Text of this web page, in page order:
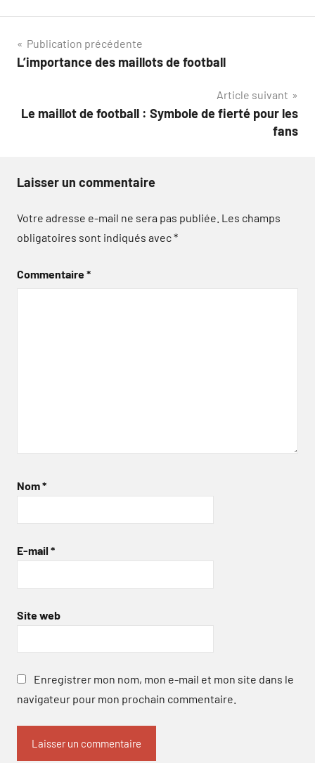
Navigation
de
Publication précédente
L’importance des maillots de football
Article suivant
Le maillot de football : Symbole de fierté pour les
fans
Laisser un commentaire
Votre adresse e-mail ne sera pas publiée. Les champs
obligatoires sont indiqués avec*
Commentaire*
Nom*
E-mail *
Site web
Enregistrer mon nom, mon e-mail et mon site dans le
navigateur pour mon prochain commentaire.